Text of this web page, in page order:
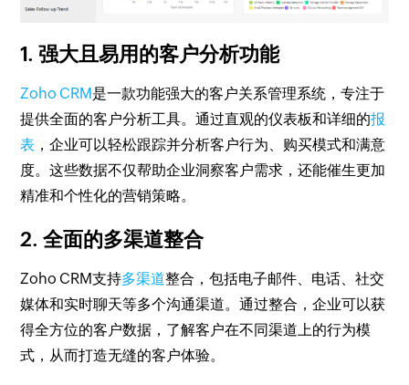
1. 强大且易用的客户分析功能
Zoho CRM是一款功能强大的客户关系管理系统，专注于
提供全面的客户分析工具。通过直观的仪表板和详细的报
表 ，企业可以轻松跟踪并分析客户行为、购买模式和满意
度。这些数据不仅帮助企业洞察客户需求，还能催生更加
精准和个性化的营销策略。
2. 全面的多渠道整合
Zoho CRM支持多渠道整合，包括电子邮件、电话、社交
媒体和实时聊天等多个沟通渠道。通过整合，企业可以获
得全方位的客户数据，了解客户在不同渠道上的行为模
式，从而打造无缝的客户体验。